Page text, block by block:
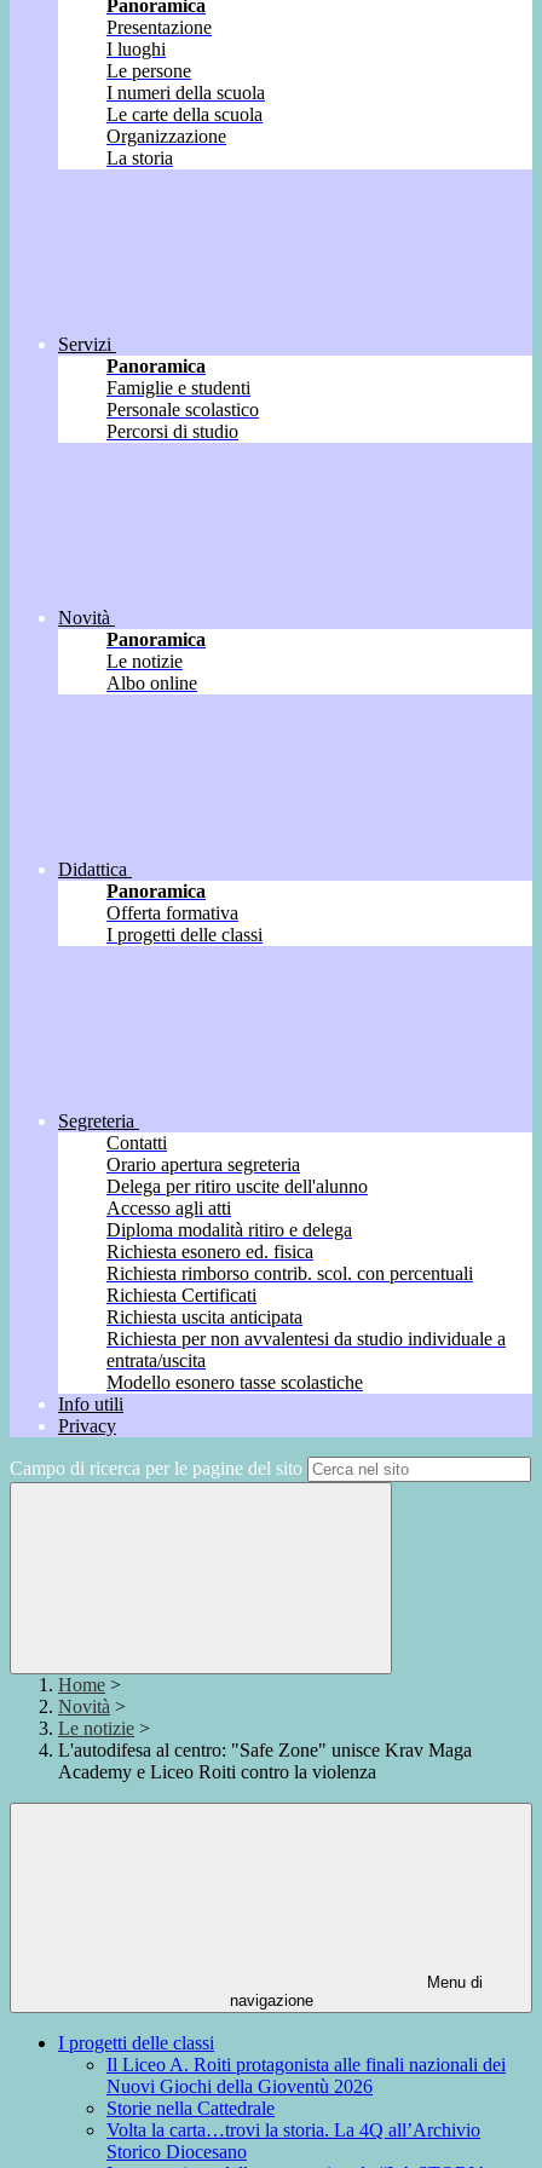
Panoramica
Presentazione
I luoghi
Le persone
I numeri della scuola
Le carte della scuola
Organizzazione
La storia
Servizi
Panoramica
Famiglie e studenti
Personale scolastico
Percorsi di studio
Novità
Panoramica
Le notizie
Albo online
Didattica
Panoramica
Offerta formativa
I progetti delle classi
Segreteria
Contatti
Orario apertura segreteria
Delega per ritiro uscite dell'alunno
Accesso agli atti
Diploma modalità ritiro e delega
Richiesta esonero ed. fisica
Richiesta rimborso contrib. scol. con percentuali
Richiesta Certificati
Richiesta uscita anticipata
Richiesta per non avvalentesi da studio individuale a
entrata/uscita
Modello esonero tasse scolastiche
Info utili
Privacy
Campo di ricerca per le pagine del sito
Home >
Novità >
Le notizie >
L'autodifesa al centro: "Safe Zone" unisce Krav Maga
Academy e Liceo Roiti contro la violenza
Menu di
navigazione
I progetti delle classi
Il Liceo A. Roiti protagonista alle finali nazionali dei
Nuovi Giochi della Gioventù 2026
Storie nella Cattedrale
Volta la carta…trovi la storia. La 4Q all’Archivio
Storico Diocesano